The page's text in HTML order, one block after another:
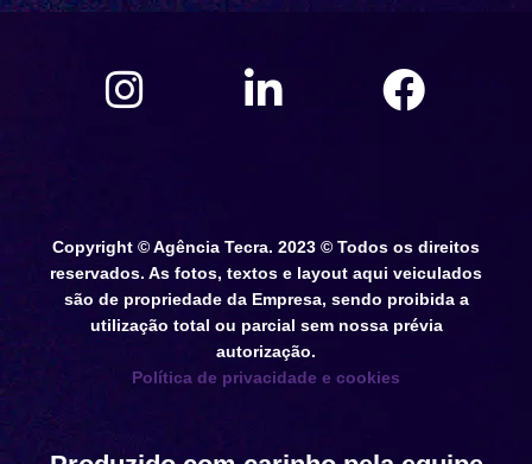
Copyright © Agência Tecra. 2023 © Todos os direitos
reservados. As fotos, textos e layout aqui veiculados
são de propriedade da Empresa, sendo proibida a
utilização total ou parcial sem nossa prévia
autorização.
Política de privacidade e cookies